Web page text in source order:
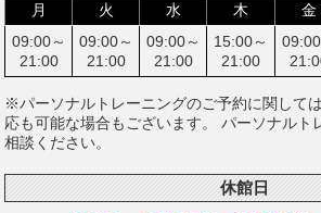
月 火 水 木 金
09:00～
21:00
09:00～
21:00
09:00～
21:00
15:00～
21:00
※パーソナルトレーニングのご予約に関して
応も可能な場合もございます。
パーソナルト
相談ください。
休館日